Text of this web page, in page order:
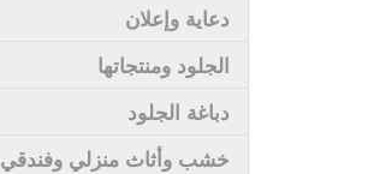
دعاية وإعلان
الجلود ومنتجاتها
دباغة الجلود
خشب وأثاث منزلي وفندقي